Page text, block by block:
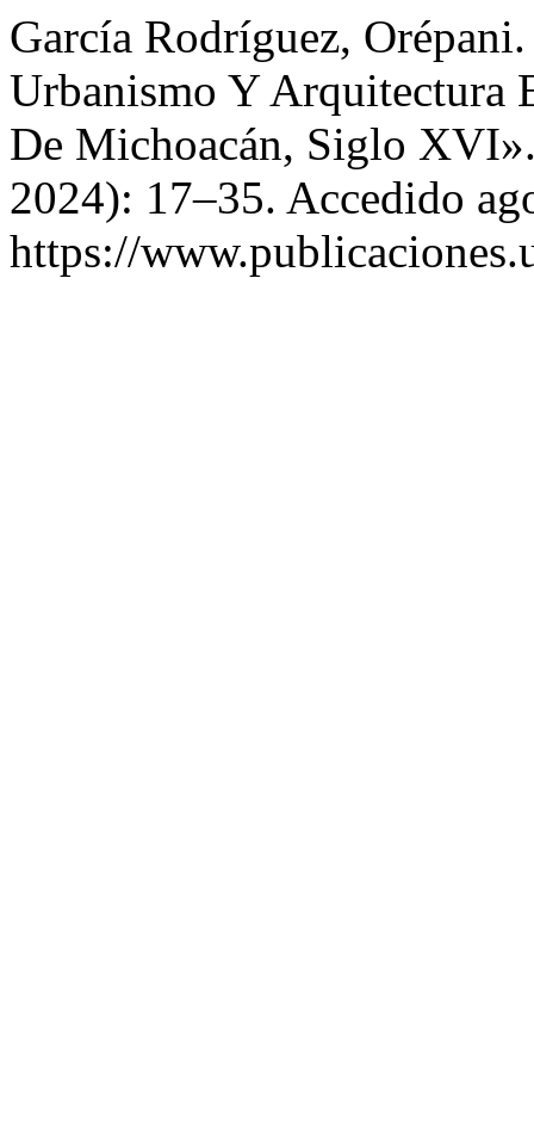
García Rodríguez,
Urbanismo Y Arquitectura
De Michoacán, Siglo
2024): 17–35. Accedido
https://